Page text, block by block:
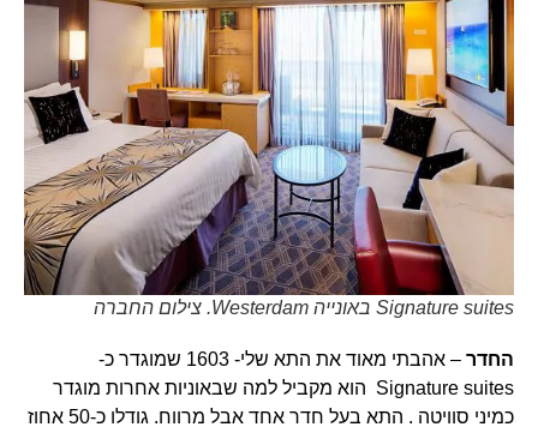
Signature suites באונייה Westerdam. צילום החברה
החדר
– אהבתי מאוד את התא שלי- 1603 שמוגדר כ-
Signature suites הוא מקביל למה שבאוניות אחרות מוגדר
כמיני סוויטה . התא בעל חדר אחד אבל מרווח. גודלו כ-50 אחוז